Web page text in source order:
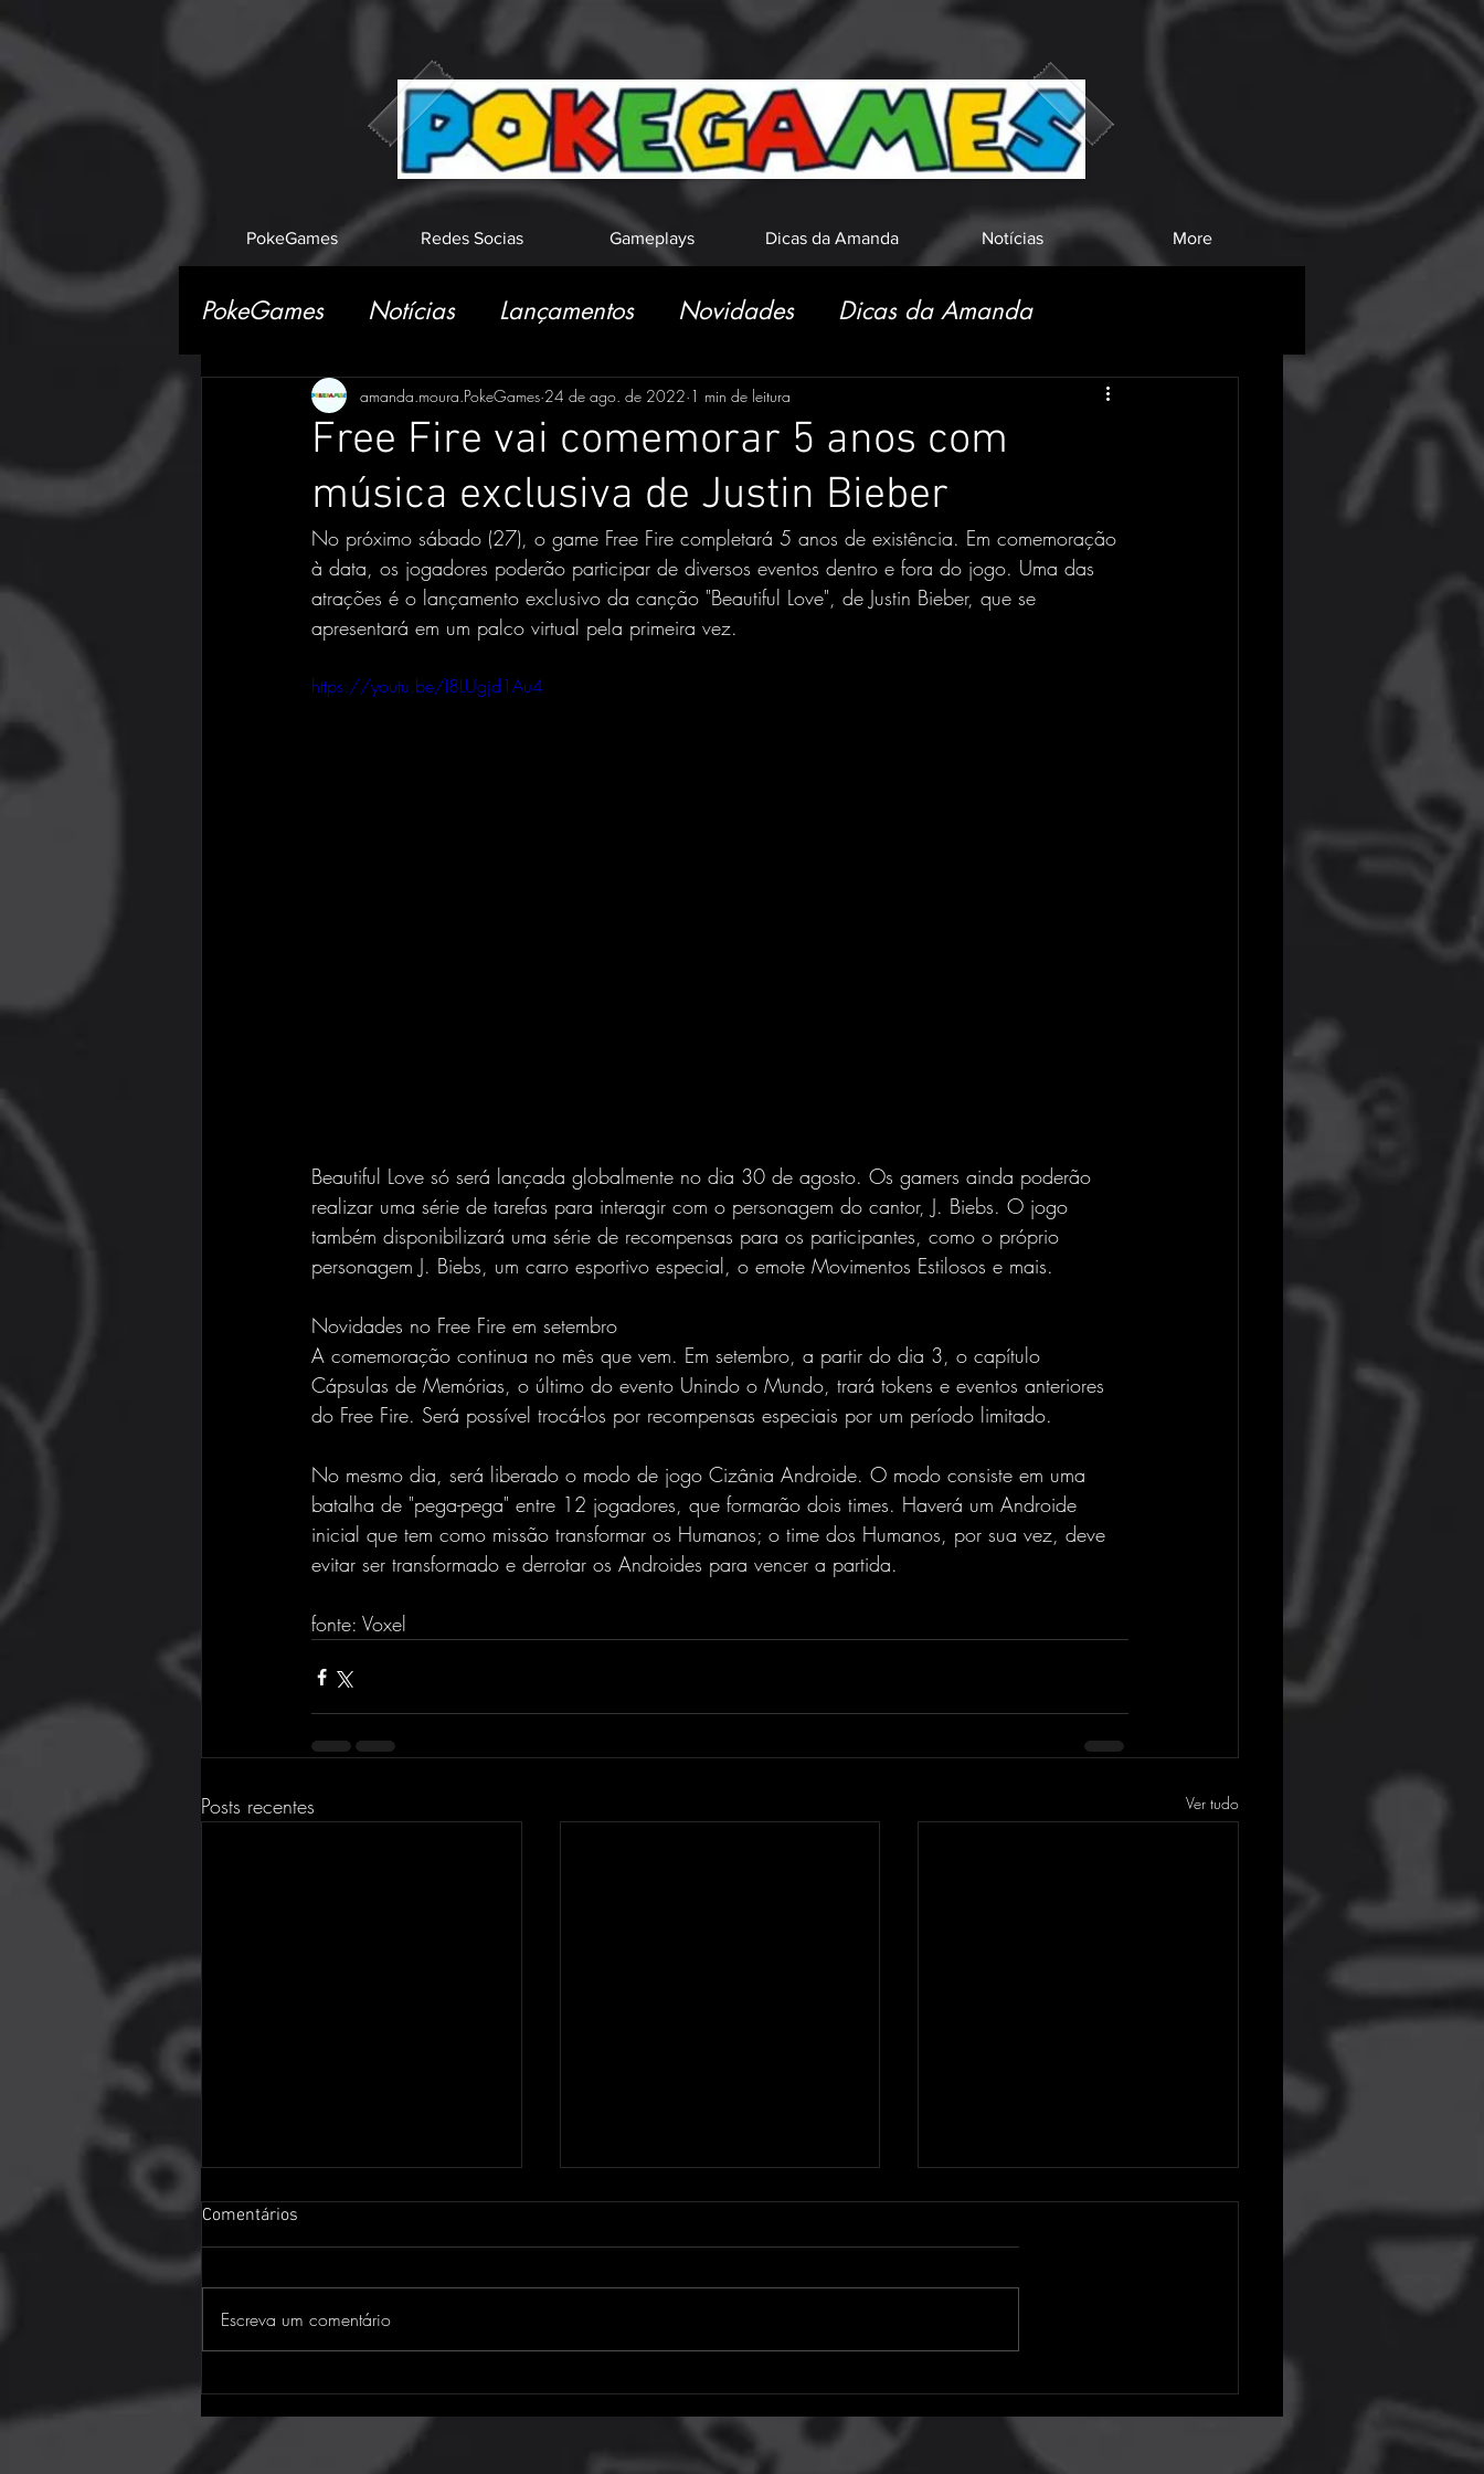
PokeGames Redes Socias Gameplays Dicas da Amanda Notícias More
PokeGames Notícias Lançamentos Novidades Dicas da Amanda
Free Fire vai comemorar 5 anos com
música exclusiva de Justin Bieber
amanda.moura.PokeGames 24 de ago. de 2022 1 min de leitura
No próximo sábado (27), o game Free Fire completará 5 anos de existência. Em comemoração
à data, os jogadores poderão participar de diversos eventos dentro e fora do jogo. Uma das
atrações é o lançamento exclusivo da canção "Beautiful Love", de Justin Bieber, que se
apresentará em um palco virtual pela primeira vez.
https://youtu.be/I8LUgjd1Au4
Beautiful Love só será lançada globalmente no dia 30 de agosto. Os gamers ainda poderão
realizar uma série de tarefas para interagir com o personagem do cantor, J. Biebs. O jogo
também disponibilizará uma série de recompensas para os participantes, como o próprio
personagem J. Biebs, um carro esportivo especial, o emote Movimentos Estilosos e mais.
Novidades no Free Fire em setembro
A comemoração continua no mês que vem. Em setembro, a partir do dia 3, o capítulo
Cápsulas de Memórias, o último do evento Unindo o Mundo, trará tokens e eventos anteriores
do Free Fire. Será possível trocá-los por recompensas especiais por um período limitado.
No mesmo dia, será liberado o modo de jogo Cizânia Androide. O modo consiste em uma
batalha de "pega-pega" entre 12 jogadores, que formarão dois times. Haverá um Androide
inicial que tem como missão transformar os Humanos; o time dos Humanos, por sua vez, deve
evitar ser transformado e derrotar os Androides para vencer a partida.
fonte: Voxel
Posts recentes Ver tudo
pirataria está de volta
não no Brasil
Comentários
Escreva um comentário